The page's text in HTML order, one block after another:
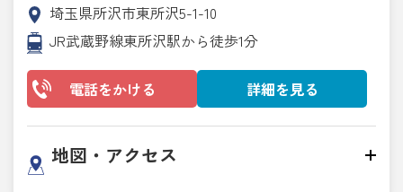
埼玉県所沢市東所沢5-1-10
JR武蔵野線東所沢駅から徒歩1分
電話をかける 詳細を見る
地図・アクセス